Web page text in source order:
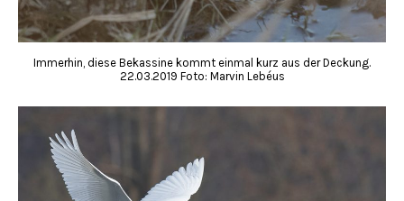
Immerhin, diese Bekassine kommt einmal kurz aus der Deckung.
22.03.2019 Foto: Marvin Lebéus